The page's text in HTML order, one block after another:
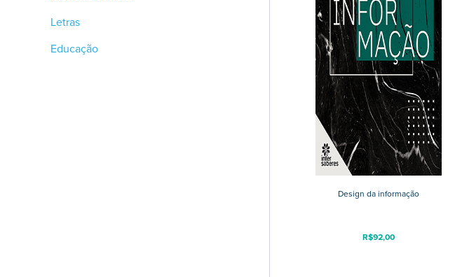
Letras
Educação
Design da informação
R$92,00